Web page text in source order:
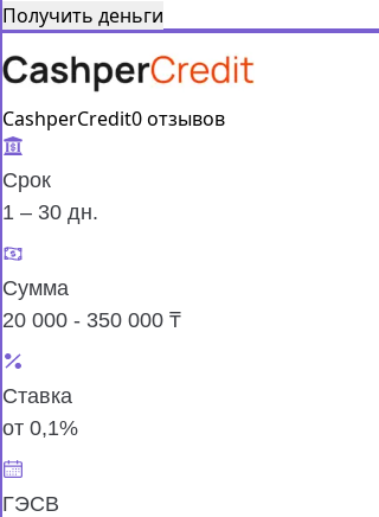
Получить деньги
CashperCredit0 отзывов
Срок
1 – 30 дн.
Сумма
20 000 - 350 000 ₸
Ставка
от 0,1%
ГЭСВ